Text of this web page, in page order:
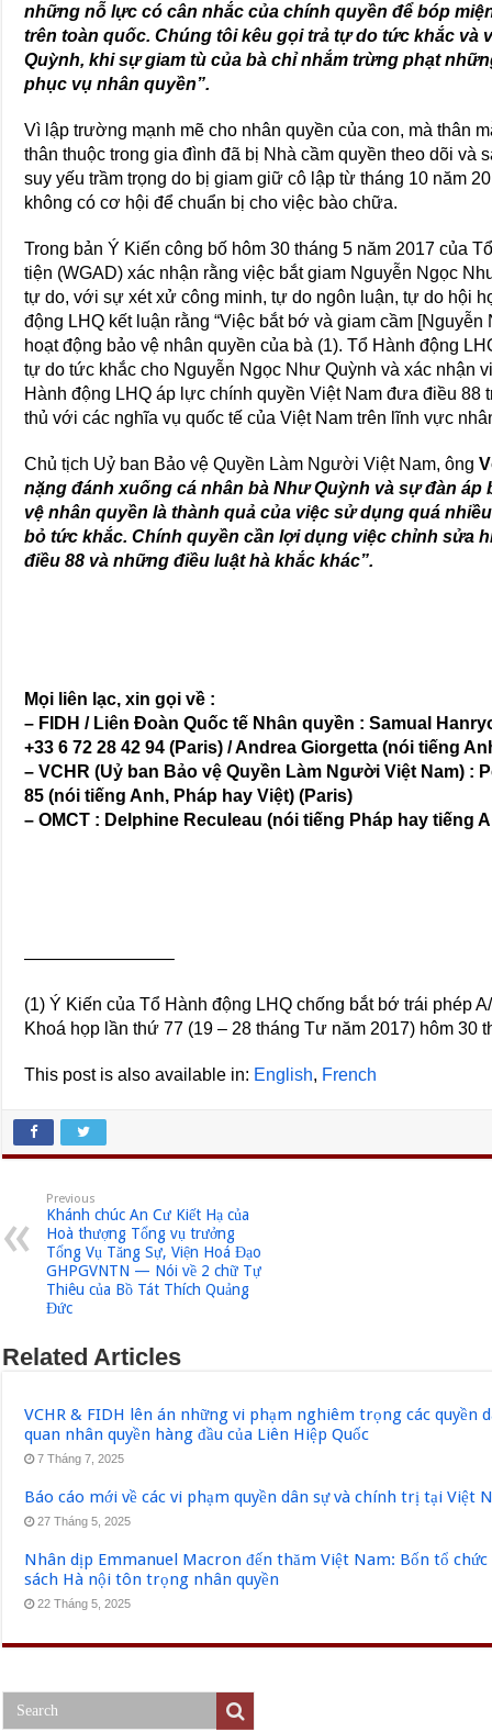
những nỗ lực có cân nhắc của chính quyền để bóp
trên toàn quốc. Chúng tôi kêu gọi trả tự do tức khắc và
Quỳnh, khi sự giam tù của bà chỉ nhắm trừng phạt
phục vụ nhân quyền”.
Vì lập trường mạnh mẽ cho nhân quyền của con, mà thân
thân thuộc trong gia đình đã bị Nhà cầm quyền theo dõi và
suy yếu trầm trọng do bị giam giữ cô lập từ tháng 10 năm
không có cơ hội để chuẩn bị cho việc bào chữa.
Trong bản Ý Kiến công bố hôm 30 tháng 5 năm 2017 của
tiện (WGAD) xác nhận rằng việc bắt giam Nguyễn Ngọc
tự do, với sự xét xử công minh, tự do ngôn luận, tự do hội
động LHQ kết luận rằng “Việc bắt bớ và giam cầm
hoạt động bảo vệ nhân quyền của bà (1). Tổ Hành động
tự do tức khắc cho Nguyễn Ngọc Như Quỳnh và xác nhận
Hành động LHQ áp lực chính quyền Việt Nam đưa điều 88
thủ với các nghĩa vụ quốc tế của Việt Nam trên lĩnh vực
Chủ tịch Uỷ ban Bảo vệ Quyền Làm Người Việt Nam, ông
nặng đánh xuống cá nhân bà Như Quỳnh và sự đàn
vệ nhân quyền là thành quả của việc sử dụng quá
bỏ tức khắc. Chính quyền cần lợi dụng việc chỉnh sửa
điều 88 và những điều luật hà khắc khác”.
Mọi liên lạc, xin gọi về :
– FIDH / Liên Đoàn Quốc tế Nhân quyền : Samual
+33 6 72 28 42 94 (Paris) / Andrea Giorgetta (nói tiếng
– VCHR (Uỷ ban Bảo vệ Quyền Làm Người Việt Nam) :
85 (nói tiếng Anh, Pháp hay Việt) (Paris)
– OMCT : Delphine Reculeau (nói tiếng Pháp hay tiếng
————————–
(1) Ý Kiến của Tổ Hành động LHQ chống bắt bớ trái phép
Khoá họp lần thứ 77 (19 – 28 tháng Tư năm 2017) hôm 30
This post is also available in: English French
Previous
Khánh chúc An Cư Kiết Hạ của
Hoà thượng Tổng vụ trưởng
Tổng Vụ Tăng Sự, Viện Hoá Đạo
GHPGVNTN — Nói về 2 chữ Tự
Thiêu của Bồ Tát Thích Quảng
Đức
Related Articles
VCHR & FIDH lên án những vi phạm nghiêm trọng các quyền
quan nhân quyền hàng đầu của Liên Hiệp Quốc
7 Tháng 7, 2025
Báo cáo mới về các vi phạm quyền dân sự và chính trị tại Việt
27 Tháng 5, 2025
Nhân dịp Emmanuel Macron đến thăm Việt Nam: Bốn tổ
sách Hà nội tôn trọng nhân quyền
22 Tháng 5, 2025